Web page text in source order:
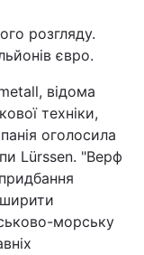
розгляду.
євро.
відома
техніки,
оголосила
Lürssen. "Верф
морську